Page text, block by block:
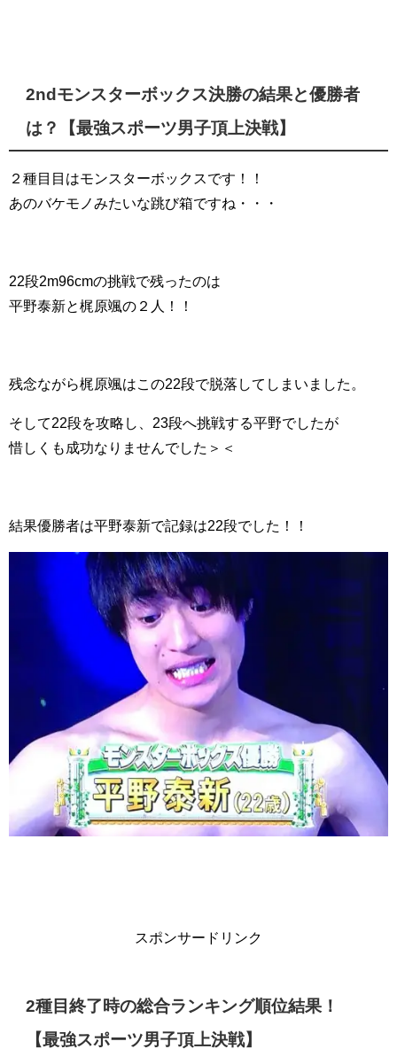
2ndモンスターボックス決勝の結果と優勝者
は？【最強スポーツ男子頂上決戦】
２種目目はモンスターボックスです！！
あのバケモノみたいな跳び箱ですね・・・
22段2m96cmの挑戦で残ったのは
平野泰新と梶原颯の２人！！
残念ながら梶原颯はこの22段で脱落してしまいました。
そして22段を攻略し、23段へ挑戦する平野でしたが
惜しくも成功なりませんでした＞＜
結果優勝者は平野泰新で記録は22段でした！！
スポンサードリンク
2種目終了時の総合ランキング順位結果！
【最強スポーツ男子頂上決戦】